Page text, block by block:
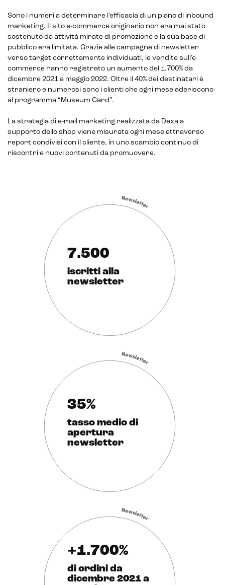
Sono i numeri a determinare l’efficacia di un piano di inbound
marketing. Il sito e-commerce originario non era mai stato
sostenuto da attività mirate di promozione e la sua base di
pubblico era limitata. Grazie alle campagne di newsletter
verso target correttamente individuati, le vendite sull’e-
commerce hanno registrato un aumento del 1.700% da
dicembre 2021 a maggio 2022. Oltre il 40% dei destinatari è
straniero e numerosi sono i clienti che ogni mese aderiscono
al programma “Museum Card”.
La strategia di e-mail marketing realizzata da Dexa a
supporto dello shop viene misurata ogni mese attraverso
report condivisi con il cliente, in uno scambio continuo di
riscontri e nuovi contenuti da promuovere.
7.500
iscritti alla
newsletter
35%
tasso medio di
apertura
newsletter
+1.700%
di ordini da
dicembre 2021 a